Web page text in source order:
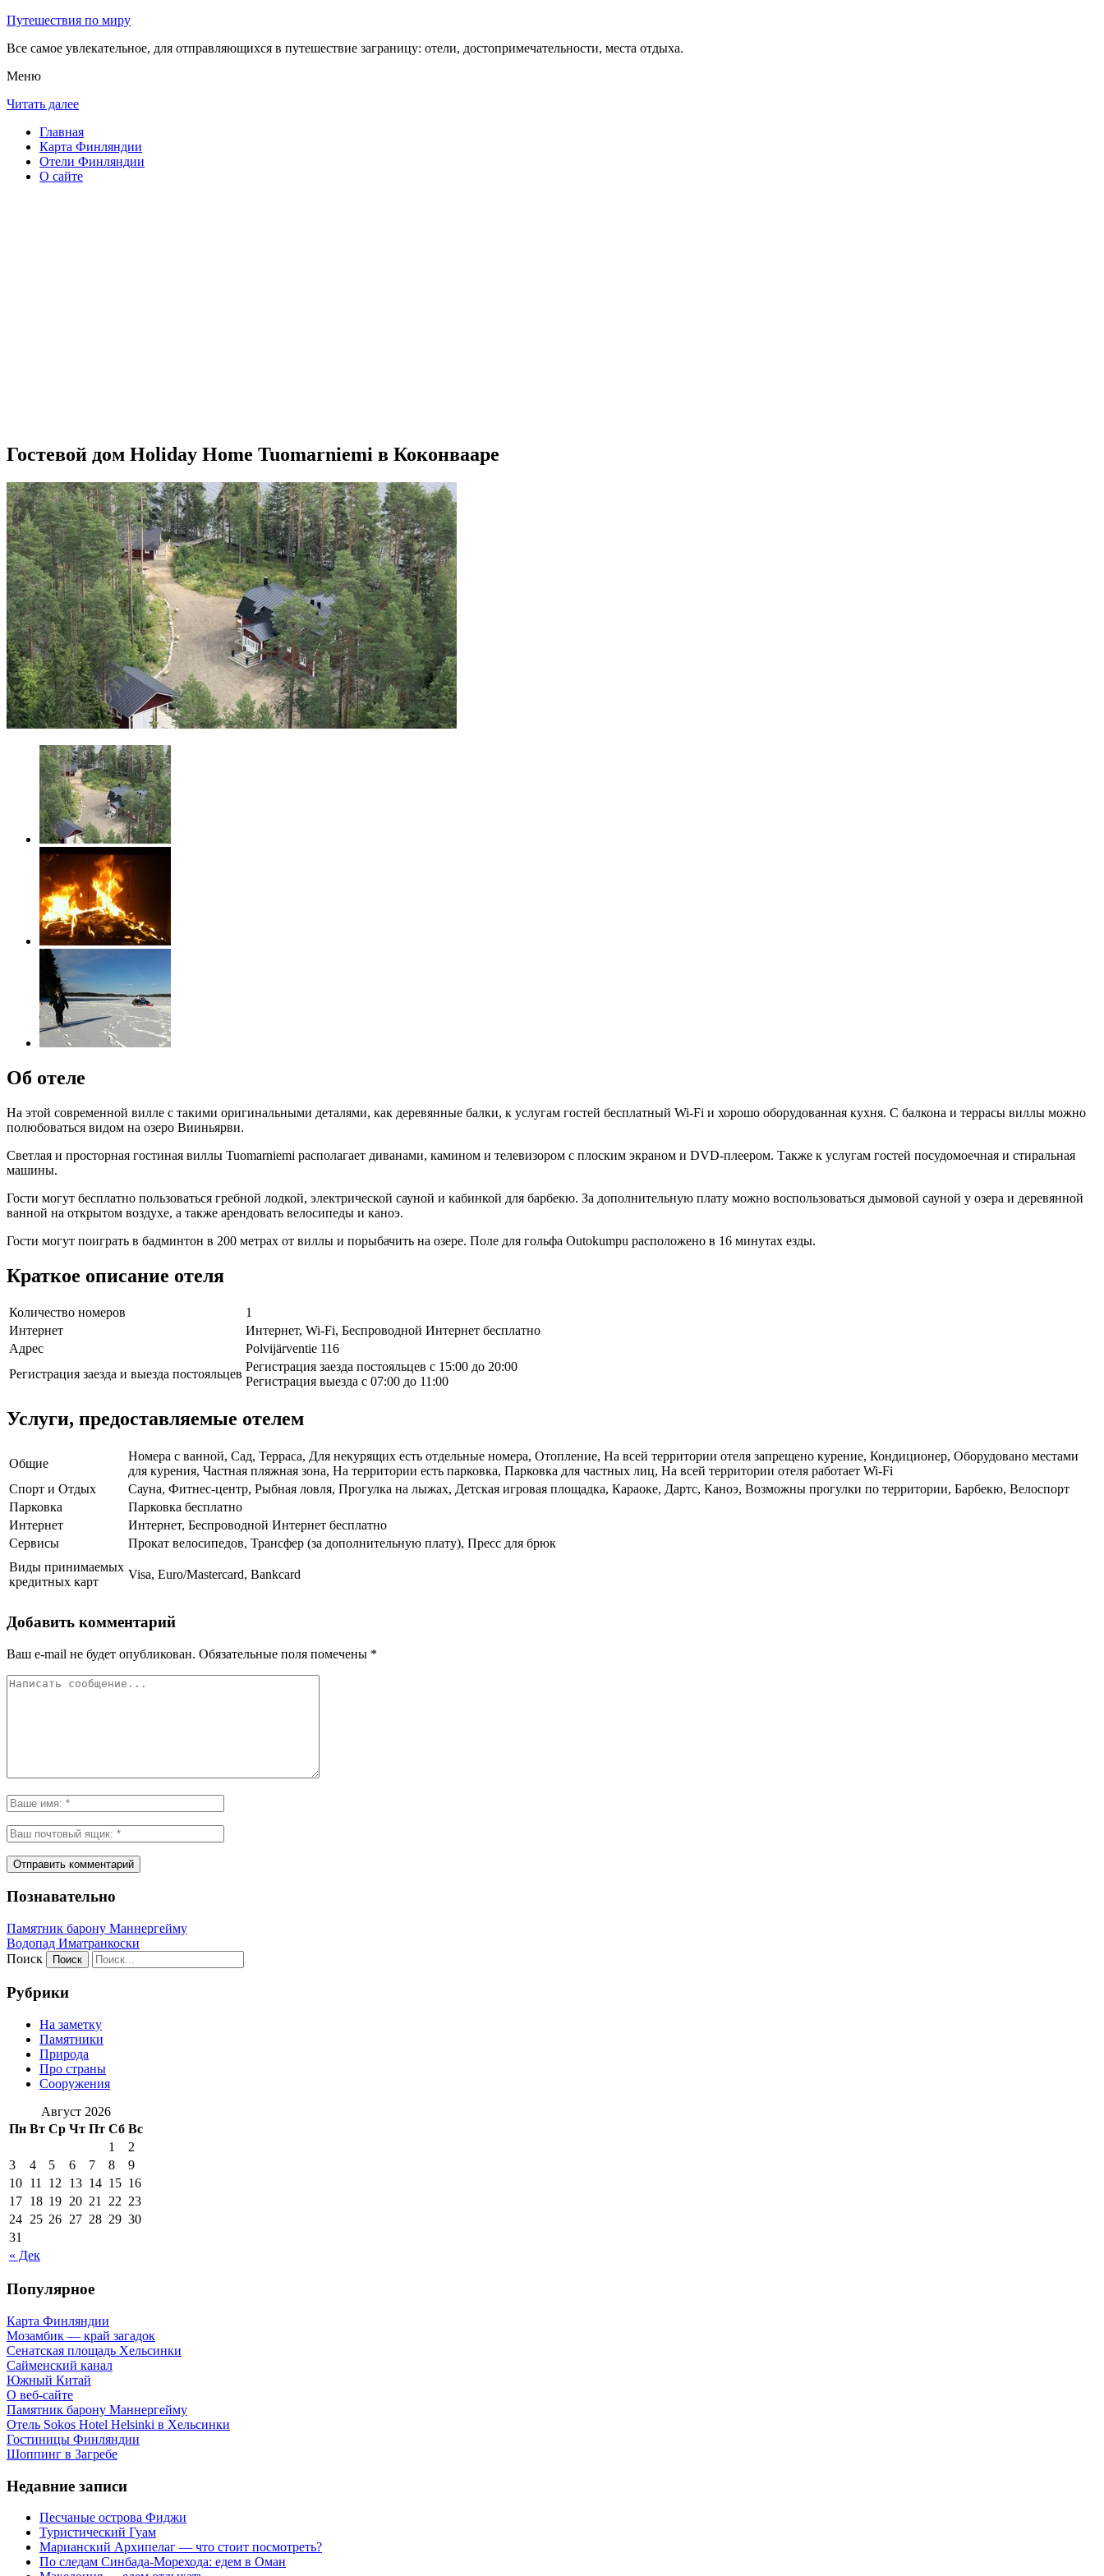
Путешествия по миру
Все самое увлекательное, для отправляющихся в путешествие заграницу: отели, достопримечательности, места отдыха.
Меню
Читать далее
Главная
Карта Финляндии
Отели Финляндии
О сайте
Гостевой дом Holiday Home Tuomarniemi в Коконвааре
Об отеле
На этой современной вилле с такими оригинальными деталями, как деревянные балки, к услугам гостей бесплатный Wi-Fi и хорошо оборудованная кухня. С балкона и террасы виллы можно
полюбоваться видом на озеро Вииньярви.
Светлая и просторная гостиная виллы Tuomarniemi располагает диванами, камином и телевизором с плоским экраном и DVD-плеером. Также к услугам гостей посудомоечная и стиральная
машины.
Гости могут бесплатно пользоваться гребной лодкой, электрической сауной и кабинкой для барбекю. За дополнительную плату можно воспользоваться дымовой сауной у озера и деревянной
ванной на открытом воздухе, а также арендовать велосипеды и каноэ.
Гости могут поиграть в бадминтон в 200 метрах от виллы и порыбачить на озере. Поле для гольфа Outokumpu расположено в 16 минутах езды.
Краткое описание отеля
Количество номеров
1
Интернет
Интернет, Wi-Fi, Беспроводной Интернет бесплатно
Адрес
Polvijärventie 116
Регистрация заезда и выезда постояльцев
Регистрация заезда постояльцев с 15:00 до 20:00
Регистрация выезда с 07:00 до 11:00
Услуги, предоставляемые отелем
Общие
Номера с ванной, Сад, Терраса, Для некурящих есть отдельные номера, Отопление, На всей территории отеля запрещено курение, Кондиционер, Оборудовано местами
для курения, Частная пляжная зона, На территории есть парковка, Парковка для частных лиц, На всей территории отеля работает Wi-Fi
Спорт и Отдых
Сауна, Фитнес-центр, Рыбная ловля, Прогулка на лыжах, Детская игровая площадка, Караоке, Дартс, Каноэ, Возможны прогулки по территории, Барбекю, Велоспорт
Парковка
Парковка бесплатно
Интернет
Интернет, Беспроводной Интернет бесплатно
Сервисы
Прокат велосипедов, Трансфер (за дополнительную плату), Пресс для брюк
Виды принимаемых
кредитных карт
Visa, Euro/Mastercard, Bankcard
Добавить комментарий
Ваш e-mail не будет опубликован. Обязательные поля помечены *
Познавательно
Памятник барону Маннергейму
Водопад Иматранкоски
Поиск
Рубрики
На заметку
Памятники
Природа
Про страны
Сооружения
Август 2026
Пн Вт Ср Чт Пт Сб Вс
« Дек
1
2
3
4 5 6 7 8
9
10 11 12 13 14 15 16
17 18 19 20 21 22 23
24 25 26 27 28 29 30
31
Популярное
Карта Финляндии
Мозамбик — край загадок
Сенатская площадь Хельсинки
Сайменский канал
Южный Китай
О веб-сайте
Памятник барону Маннергейму
Отель Sokos Hotel Helsinki в Хельсинки
Гостиницы Финляндии
Шоппинг в Загребе
Недавние записи
Песчаные острова Фиджи
Туристический Гуам
Марианский Архипелаг — что стоит посмотреть?
По следам Синбада-Морехода: едем в Оман